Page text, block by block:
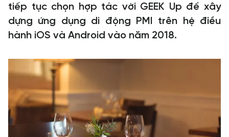
tiếp tục chọn hợp tác với GEEK Up để xây
dựng ứng dụng di động PMI trên hệ điều
hành iOS và Android vào năm 2018.